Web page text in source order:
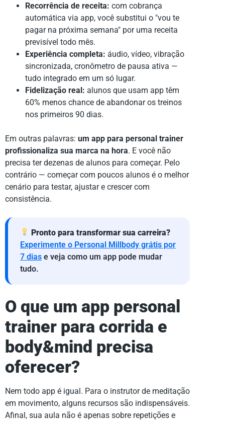
Recorrência de receita: com cobrança
automática via app, você substitui o "vou te
pagar na próxima semana" por uma receita
previsível todo mês.
Experiência completa: áudio, vídeo, vibração
sincronizada, cronômetro de pausa ativa —
tudo integrado em um só lugar.
Fidelização real: alunos que usam app têm
60% menos chance de abandonar os treinos
nos primeiros 90 dias.
Em outras palavras: um app para personal trainer
profissionaliza sua marca na hora. E você não
precisa ter dezenas de alunos para começar. Pelo
contrário — começar com poucos alunos é o melhor
cenário para testar, ajustar e crescer com
consistência.
Pronto para transformar sua carreira?
Experimente o Personal Millbody grátis por
7 dias e veja como um app pode mudar
tudo.
O que um app personal
trainer para corrida e
body&mind precisa
oferecer?
Nem todo app é igual. Para o instrutor de meditação
em movimento, alguns recursos são indispensáveis.
Afinal, sua aula não é apenas sobre repetições e